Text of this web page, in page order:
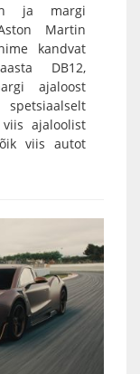
ja margi
Martin
kandvat
DB12,
ajaloost
ajaloolist
viis autot